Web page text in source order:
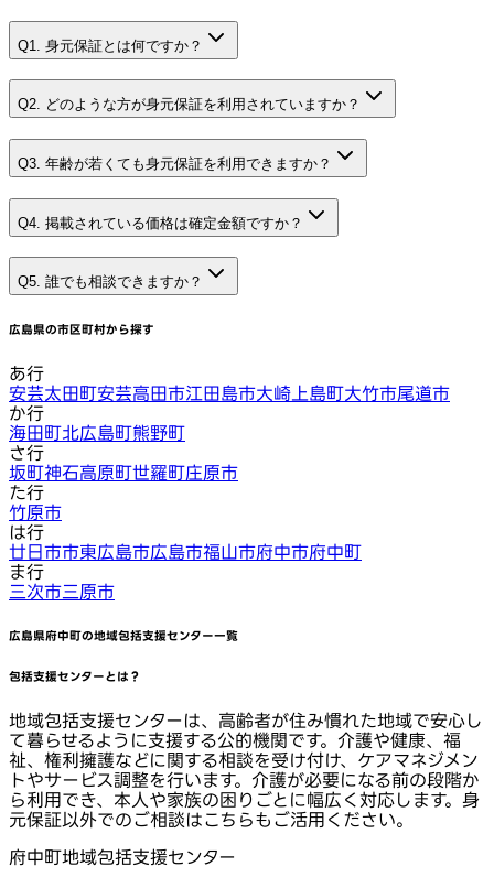
Q1. 身元保証とは何ですか？
Q2. どのような方が身元保証を利用されていますか？
Q3. 年齢が若くても身元保証を利用できますか？
Q4. 掲載されている価格は確定金額ですか？
Q5. 誰でも相談できますか？
広島県の市区町村から探す
あ行
安芸太田町安芸高田市江田島市大崎上島町大竹市尾道市
か行
海田町北広島町熊野町
さ行
坂町神石高原町世羅町庄原市
た行
竹原市
は行
廿日市市東広島市広島市福山市府中市府中町
ま行
三次市三原市
広島県府中町の地域包括支援センター一覧
包括支援センターとは？
地域包括支援センターは、高齢者が住み慣れた地域で安心し
て暮らせるように支援する公的機関です。介護や健康、福
祉、権利擁護などに関する相談を受け付け、ケアマネジメン
トやサービス調整を行います。介護が必要になる前の段階か
ら利用でき、本人や家族の困りごとに幅広く対応します。身
元保証以外でのご相談はこちらもご活用ください。
府中町地域包括支援センター